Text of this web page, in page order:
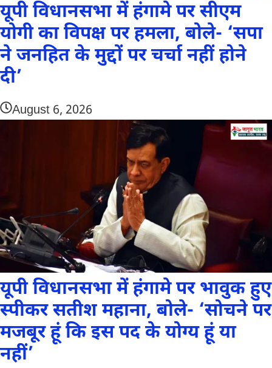
यूपी विधानसभा में हंगामे पर सीएम
योगी का विपक्ष पर हमला, बोले- ‘सपा
ने जनहित के मुद्दों पर चर्चा नहीं होने
दी’
August 6, 2026
यूपी विधानसभा में हंगामे पर भावुक हुए
स्पीकर सतीश महाना, बोले- ‘सोचने पर
मजबूर हूं कि इस पद के योग्य हूं या
नहीं’